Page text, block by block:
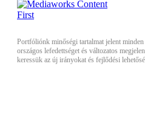
Portfóliónk minőségi tartalmat jelent
országos lefedettséget és változatos
keressük az új irányokat és fejlődési